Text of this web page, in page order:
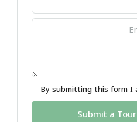
By submitting this form I
Submit a